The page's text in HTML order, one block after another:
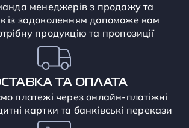
менеджерів з продажу та
із задоволенням допоможе вам
продукцію та пропозиції
ТА ОПЛАТА
платежі через онлайн-платіжні
картки та банківські перекази